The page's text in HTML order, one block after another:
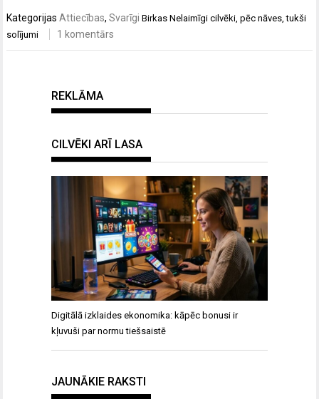
KategorijasAttiecības,Svarīgi BirkasNelaimīgi cilvēki,pēc nāves,tukši
solījumi
1 komentārs
REKLĀMA
CILVĒKI ARĪ LASA
Digitālā izklaides ekonomika: kāpēc bonusi ir
kļuvuši par normu tiešsaistē
JAUNĀKIE RAKSTI